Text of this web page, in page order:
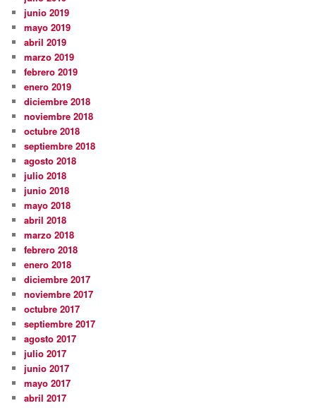
junio 2019
mayo 2019
abril 2019
marzo 2019
febrero 2019
enero 2019
diciembre 2018
noviembre 2018
octubre 2018
septiembre 2018
agosto 2018
julio 2018
junio 2018
mayo 2018
abril 2018
marzo 2018
febrero 2018
enero 2018
diciembre 2017
noviembre 2017
octubre 2017
septiembre 2017
agosto 2017
julio 2017
junio 2017
mayo 2017
abril 2017